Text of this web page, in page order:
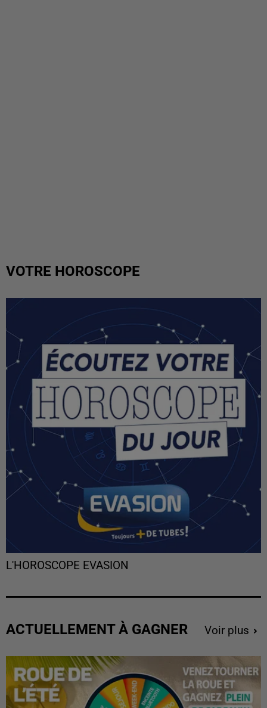
VOTRE HOROSCOPE
L'HOROSCOPE EVASION
ACTUELLEMENT À GAGNER Voir plus